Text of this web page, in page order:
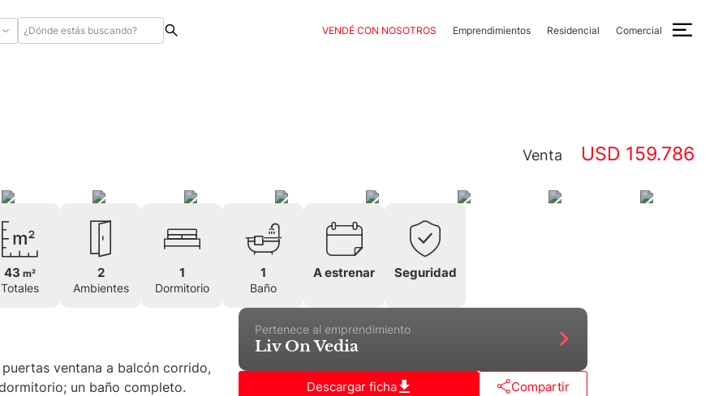
VENDÉ CON NOSOTROS Emprendimientos Residencial Comercial
Venta USD 159.786
43 m²
Totales
2
Ambientes
1
Dormitorio
1
Baño
A estrenar Seguridad
puertas ventana a balcón corrido,
un baño completo.
Pertenece al emprendimiento
Liv On Vedia
Descargar ficha Compartir